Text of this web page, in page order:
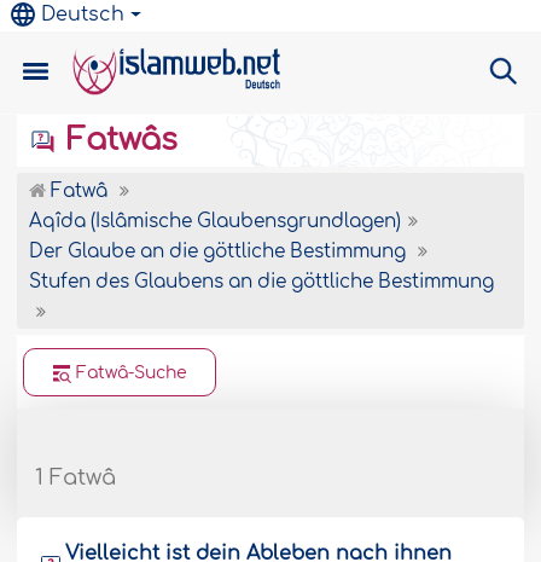
Deutsch
Fatwâs
Fatwâ
Aqîda (Islâmische Glaubensgrundlagen)
Der Glaube an die göttliche Bestimmung
Stufen des Glaubens an die göttliche Bestimmung
Fatwâ-Suche
1 Fatwâ
Vielleicht ist dein Ableben nach ihnen